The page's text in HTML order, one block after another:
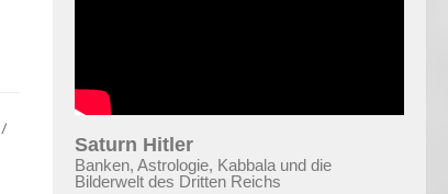
/
Saturn Hitler
Banken, Astrologie, Kabbala und die
Bilderwelt des Dritten Reichs